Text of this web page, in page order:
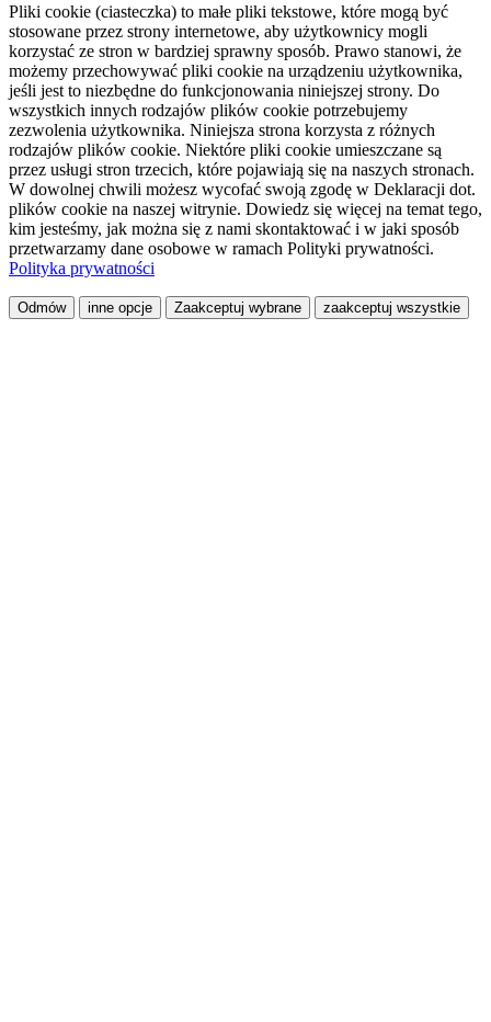
Pliki cookie (ciasteczka) to małe pliki tekstowe, które mogą być
stosowane przez strony internetowe, aby użytkownicy mogli
korzystać ze stron w bardziej sprawny sposób. Prawo stanowi, że
możemy przechowywać pliki cookie na urządzeniu użytkownika,
jeśli jest to niezbędne do funkcjonowania niniejszej strony. Do
wszystkich innych rodzajów plików cookie potrzebujemy
zezwolenia użytkownika. Niniejsza strona korzysta z różnych
rodzajów plików cookie. Niektóre pliki cookie umieszczane są
przez usługi stron trzecich, które pojawiają się na naszych stronach.
W dowolnej chwili możesz wycofać swoją zgodę w Deklaracji dot.
plików cookie na naszej witrynie. Dowiedz się więcej na temat tego,
kim jesteśmy, jak można się z nami skontaktować i w jaki sposób
przetwarzamy dane osobowe w ramach Polityki prywatności.
Polityka prywatności
Odmów inne opcje Zaakceptuj wybrane zaakceptuj wszystkie